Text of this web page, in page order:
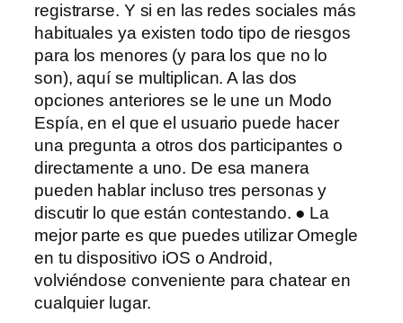
registrarse. Y si en las redes sociales más
habituales ya existen todo tipo de riesgos
para los menores (y para los que no lo
son), aquí se multiplican. A las dos
opciones anteriores se le une un Modo
Espía, en el que el usuario puede hacer
una pregunta a otros dos participantes o
directamente a uno. De esa manera
pueden hablar incluso tres personas y
discutir lo que están contestando. ● La
mejor parte es que puedes utilizar Omegle
en tu dispositivo iOS o Android,
volviéndose conveniente para chatear en
cualquier lugar.